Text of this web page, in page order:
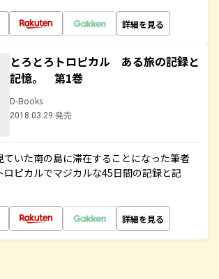
詳細を見る
とろとろトロピカル ある旅の記録と
記憶。 第1巻
D-Books
2018.03.29 発売
ていた南の島に滞在することになった筆者
ロピカルでマジカルな45日間の記録と記
詳細を見る